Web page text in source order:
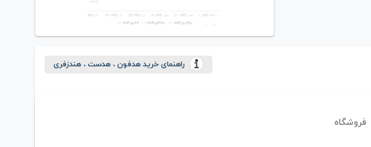
راهنمای خرید هدفون ، هدست ، هندزفری
فروشگاه